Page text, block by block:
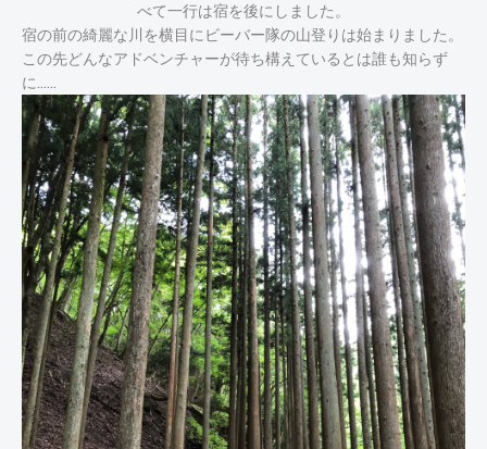
べて一行は宿を後にしました。
宿の前の綺麗な川を横目にビーバー隊の山登りは始まりました。
この先どんなアドベンチャーが待ち構えているとは誰も知らず
に......